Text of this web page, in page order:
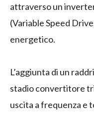
attraverso un
(Variable Speed
energetico.
L’aggiunta di un
stadio convertitore
uscita a frequenza e